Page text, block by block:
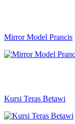
Mirror Model Prancis
Kursi Teras Betawi